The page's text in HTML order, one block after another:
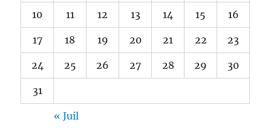
10 11 12 13 14 15 16
17 18 19 20 21 22 23
24 25 26 27 28 29 30
31
« Juil